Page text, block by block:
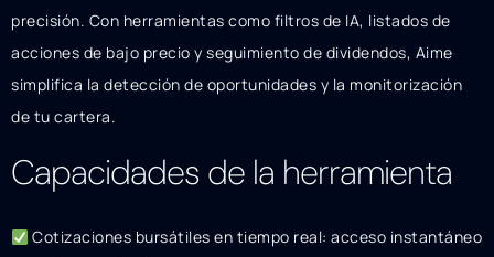
precisión. Con herramientas como filtros de IA, listados de
acciones de bajo precio y seguimiento de dividendos, Aime
simplifica la detección de oportunidades y la monitorización
de tu cartera.
Capacidades de la herramienta
Cotizaciones bursátiles en tiempo real: acceso instantáneo